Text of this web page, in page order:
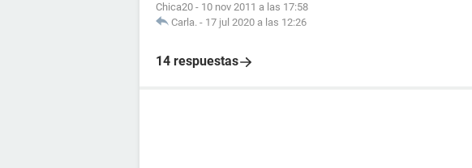
Chica20 - 10 nov 2011 a las 17:58
Carla. - 17 jul 2020 a las 12:26
14 respuestas